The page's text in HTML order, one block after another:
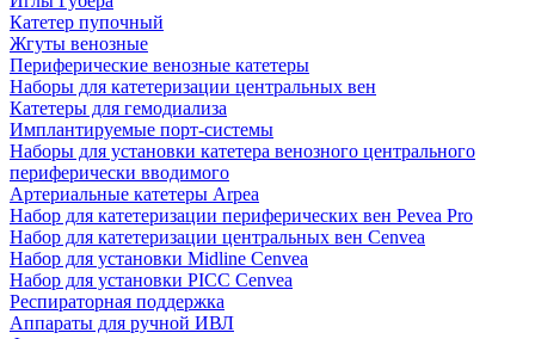
Катетер пупочный
Жгуты венозные
Периферические венозные катетеры
Наборы для катетеризации центральных вен
Катетеры для гемодиализа
Имплантируемые порт‑системы
Наборы для установки катетера венозного центрального
периферически вводимого
Артериальные катетеры Arpea
Набор для катетеризации периферических вен Pevea Pro
Набор для катетеризации центральных вен Cenvea
Набор для установки Midline Cenvea
Набор для установки PICC Cenvea
Респираторная поддержка
Аппараты для ручной ИВЛ